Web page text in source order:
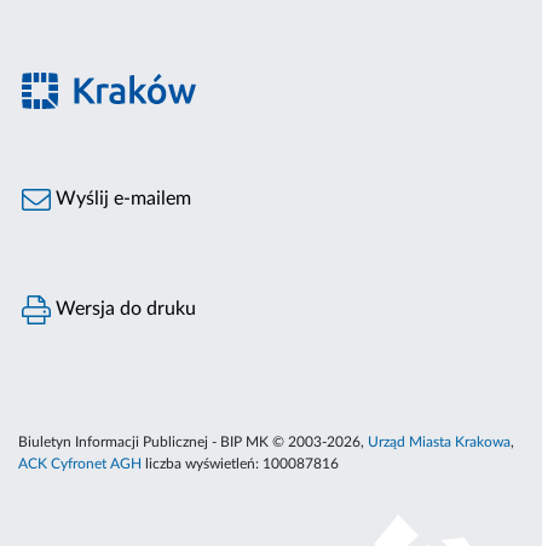
Wyślij e-mailem
Wersja do druku
Biuletyn Informacji Publicznej - BIP MK © 2003-2026, Urząd Miasta Krakowa,
ACK Cyfronet AGH
liczba wyświetleń: 100087816